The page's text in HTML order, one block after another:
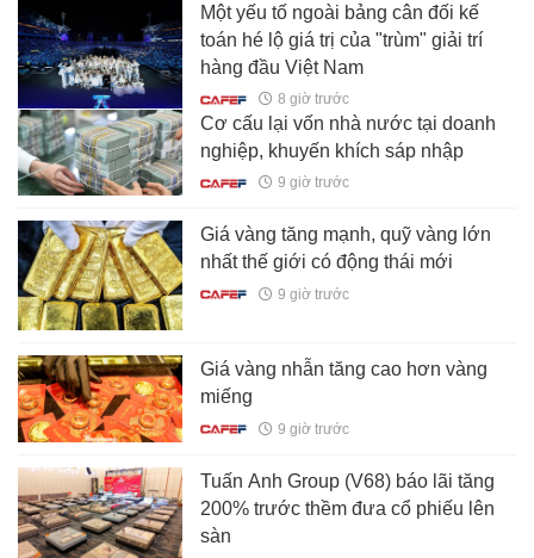
Một yếu tố ngoài bảng cân đối kế
toán hé lộ giá trị của "trùm" giải trí
hàng đầu Việt Nam
8 giờ trước
Cơ cấu lại vốn nhà nước tại doanh
nghiệp, khuyến khích sáp nhập
9 giờ trước
Giá vàng tăng mạnh, quỹ vàng lớn
nhất thế giới có động thái mới
9 giờ trước
Giá vàng nhẫn tăng cao hơn vàng
miếng
9 giờ trước
Tuấn Anh Group (V68) báo lãi tăng
200% trước thềm đưa cổ phiếu lên
sàn